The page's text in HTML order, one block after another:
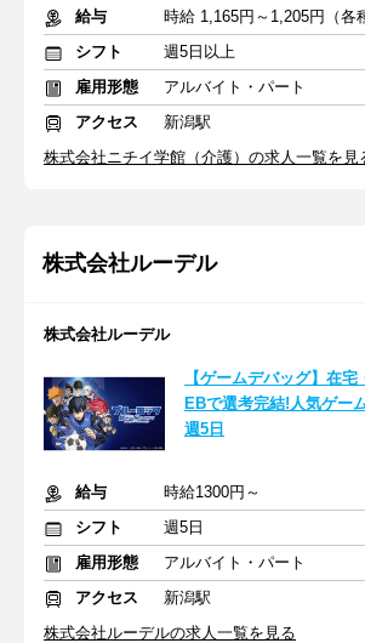
給与
時給 1,165円～1,205円（各
シフト
週5日以上
雇用形態
アルバイト・パート
アクセス
新潟駅
株式会社ニチイ学館（介護）の求人一覧を見
株式会社ルーデル
株式会社ルーデル
【ゲームデバッグ】在
EBで選考完結!人気ゲー
週5日
給与
時給1300円～
シフト
週5日
雇用形態
アルバイト・パート
アクセス
新潟駅
株式会社ルーデルの求人一覧を見る